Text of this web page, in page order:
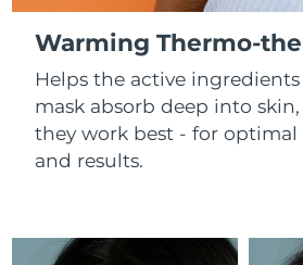
Warming Thermo-
Helps the active
mask absorb deep into
they work best - for optimal
and results.
LUNA™ 设备
All facial cleansing
Rejuvenation &
UFO™ 设备
All deep facial
Dual LED + sonic
ISSA™ 设备
All silicone sonic
FAQ™ P1 Primer
Manuka honey primer
FAQ™护肤品
FAQ™ 221
Anti-aging LED
FAQ™护肤品
FAQ™护肤品
All FAQ™ skincare
FAQ™ Red
脱毛 身体
爱沙尼亚
芬兰
法国
德国